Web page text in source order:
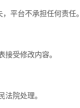
平台不承担任何责任。
受修改内容。
院处理。